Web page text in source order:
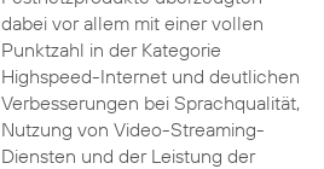
dabei vor allem mit einer vollen
Punktzahl in der Kategorie
Highspeed-Internet und deutlichen
Verbesserungen bei Sprachqualität,
Nutzung von Video-Streaming-
Diensten und der Leistung der